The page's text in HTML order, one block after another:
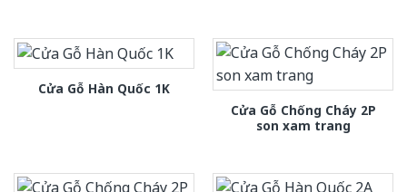
Cửa Gỗ Hàn Quốc 1K
Cửa Gỗ Chống Cháy 2P
son xam trang